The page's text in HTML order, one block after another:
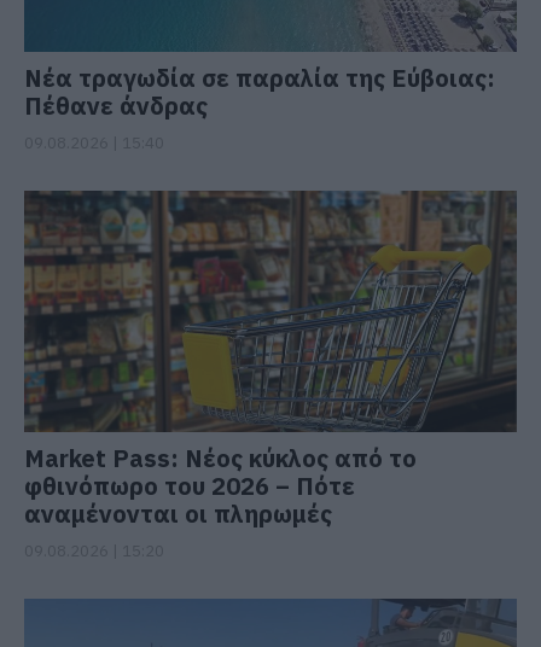
Νέα τραγωδία σε παραλία της Εύβοιας:
Πέθανε άνδρας
Market Pass: Νέος κύκλος από το
φθινόπωρο του 2026 – Πότε
αναμένονται οι πληρωμές